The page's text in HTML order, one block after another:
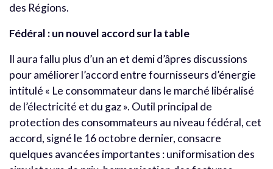
des Régions.
Fédéral : un nouvel accord sur la table
Il aura fallu plus d’un an et demi d’âpres discussions
pour améliorer l’accord entre fournisseurs d’énergie
intitulé « Le consommateur dans le marché libéralisé
de l’électricité et du gaz ». Outil principal de
protection des consommateurs au niveau fédéral, cet
accord, signé le 16 octobre dernier, consacre
quelques avancées importantes : uniformisation des